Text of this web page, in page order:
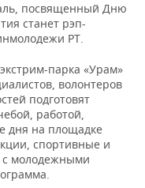
посвященный Дню
станет рэп-
РТ.
парка «Урам»
волонтеров
подготовят
работой,
дня на площадке
спортивные и
с молодежными